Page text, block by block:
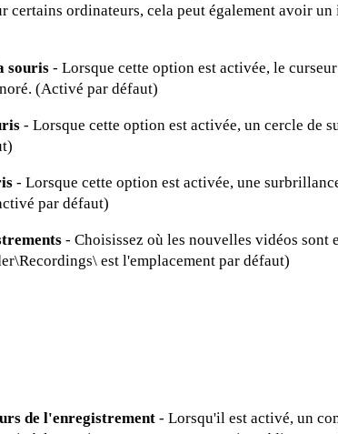
certains ordinateurs, cela peut également avoir
souris - Lorsque cette option est activée, le
(Activé par défaut)
- Lorsque cette option est activée, un cercle de
- Lorsque cette option est activée, une
par défaut)
- Choisissez où les nouvelles vidéos
est l'emplacement par défaut)
de l'enregistrement - Lorsqu'il est activé, un